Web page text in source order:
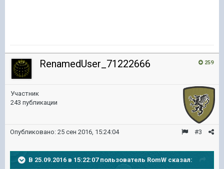
259
RenamedUser_71222666
Участник
243 публикации
#3
Опубликовано: 25 сен 2016, 15:24:04
В 25.09.2016 в 15:22:07 пользователь RomW сказал: